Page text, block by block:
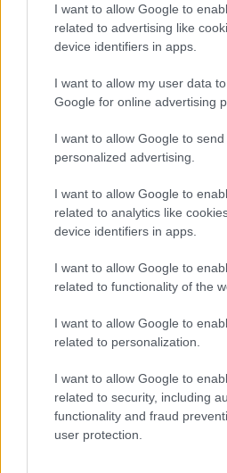
I want to allow Google to
related to advertising like
device identifiers in apps.
I want to allow my user data
Google for online advertising
I want to allow Google to send
personalized advertising.
I want to allow Google to
related to analytics like
device identifiers in apps.
I want to allow Google to
related to functionality of the
I want to allow Google to
related to personalization.
I want to allow Google to
related to security, including
functionality and fraud
user protection.
Rengeteg hír és cikk vár rád,
jön szembe GSO-n vagy a
legjobbakat,iratkozz fel
Kijelentem, hogy az adatkezelési
SMASH by Meló-Diák: Homok,
hangulata – Jön a második
sorozat.